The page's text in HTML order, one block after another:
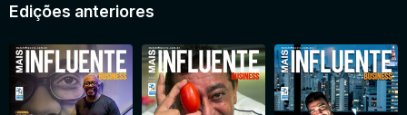
Edições anteriores